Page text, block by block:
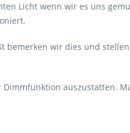
Licht wenn wir es uns
wir dies und
auszustatten.